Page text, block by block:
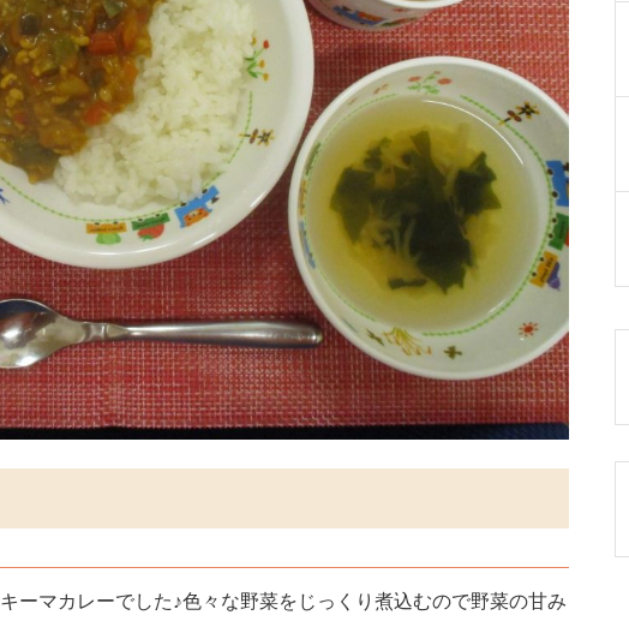
ーマカレーでした♪色々な野菜をじっくり煮込むので野菜の甘み